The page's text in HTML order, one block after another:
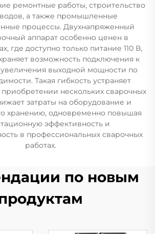
ремонтные работы, строительство
а также промышленные
процессы. Двухнапряженный
аппарат особенно ценен в
где доступно только питание 110 В,
возможность подключения к
увеличения выходной мощности по
Такая гибкость устраняет
нескольких сварочных
затраты на оборудование и
хранению, одновременно повышая
эффективность и
в профессиональных сварочных
работах.
по новым